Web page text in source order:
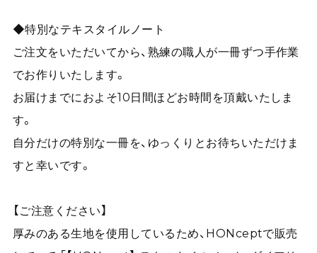
◆特別なテキスタイルノート
ご注文をいただいてから、熟練の職人が一冊ずつ手作業
でお作りいたします。
お届けまでにおよそ10日間ほどお時間を頂戴いたしま
す。
自分だけの特別な一冊を、ゆっくりとお待ちいただけま
すと幸いです。
【ご注意ください】
厚みのある生地を使用しているため、HONceptで販売